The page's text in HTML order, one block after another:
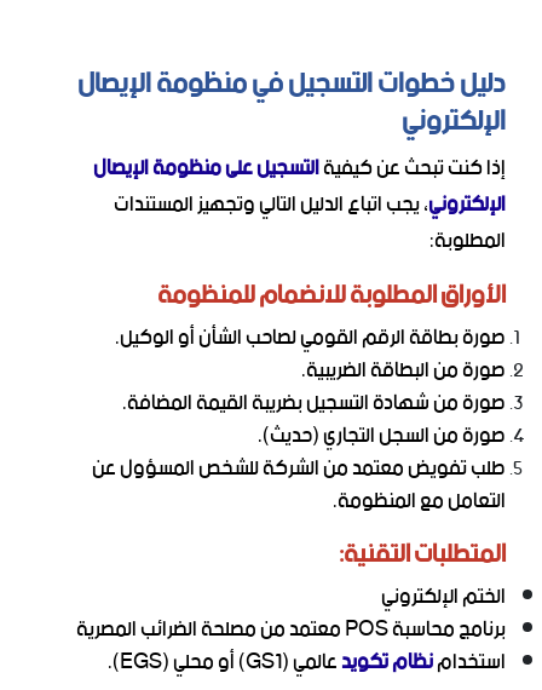
دليل خطوات التسجيل في منظومة الإيصال
الإلكتروني
إذا كنت تبحث عن كيفيةالتسجيل على منظومة الإيصال
الإلكتروني، يجب اتباع الدليل التالي وتجهيز المستندات
المطلوبة:
الأوراق المطلوبة للانضمام للمنظومة
صورة بطاقة الرقم القومي لصاحب الشأن أو الوكيل.
صورة من البطاقة الضريبية.
صورة من شهادة التسجيل بضريبة القيمة المضافة.
صورة من السجل التجاري (حديث).
طلب تفويض معتمد من الشركة للشخص المسؤول عن
التعامل مع المنظومة.
المتطلبات التقنية:
الختم الإلكتروني
برنامج محاسبة POS معتمد من مصلحة الضرائب المصرية
استخدامنظام تكويدعالمي (GS1) أو محلي (EGS).